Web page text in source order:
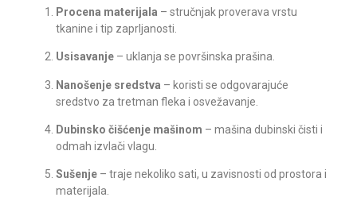
Procena materijala – stručnjak proverava vrstu
tkanine i tip zaprljanosti.
Usisavanje – uklanja se površinska prašina.
Nanošenje sredstva – koristi se odgovarajuće
sredstvo za tretman fleka i osvežavanje.
Dubinsko čišćenje mašinom – mašina dubinski čisti i
odmah izvlači vlagu.
Sušenje – traje nekoliko sati, u zavisnosti od prostora i
materijala.